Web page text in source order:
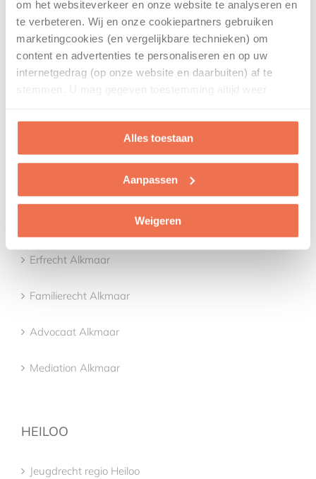
om het websiteverkeer en onze website te analyseren en
te verbeteren. Wij en onze cookiepartners gebruiken
marketingcookies (en vergelijkbare technieken) om
content en advertenties te personaliseren en op uw
internetgedrag (op onze website en daarbuiten) af te
stemmen. U mag gegeven toestemming altijd weer
uw keuze op onze website verwijzen wij u naar onze
Alles toestaan
Aanpassen
Weigeren
CASTRICUM
Mediation regio Castricum
Jeugdrecht Advocaat Alkmaar
Erfrecht Alkmaar
Familierecht Alkmaar
Advocaat Alkmaar
Mediation Alkmaar
HEILOO
Jeugdrecht regio Heiloo